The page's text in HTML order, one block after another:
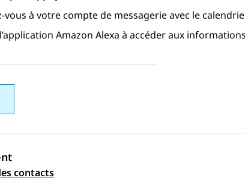
vous à votre compte de messagerie avec le
Amazon Alexa à accéder aux
sujet
contacts